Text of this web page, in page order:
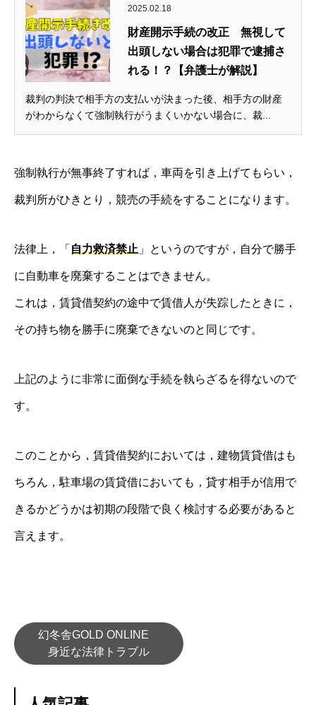
2025.02.18
財産開示手続の改正 無視して
出頭しない場合は犯罪で逮捕さ
れる！？【弁護士が解説】
裁判の判決で相手方の支払いが決まった後、相手方の財産
がわからなくて強制執行がうまくいかない場合に、裁...
強制執行が無事終了すれば，車両を引き上げてもらい，
裁判所がひきとり，競売の手続をすることになります。
法律上，「 自力救済禁止 」というのですが，自分で勝手
に自動車を廃棄することはできません。
これは，賃貸借契約の途中で賃借人が失踪したときに，
その持ち物を勝手に廃棄できないのと同じです。
上記のように非常に面倒な手続を執らざるを得ないので
す。
このことから，賃貸借契約においては，建物賃貸借はも
ちろん，駐車場の賃貸借においても，貸す相手が信用で
きるかどうかは初期の段階で良く検討する必要があると
言えます。
幻冬舎GOLD ONLINE
身近な法律トラブル